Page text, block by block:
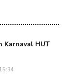
Karnaval HUT